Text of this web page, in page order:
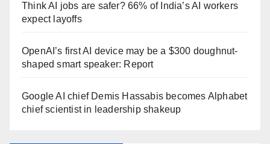
Think AI jobs are safer? 66% of India’s AI workers
expect layoffs
OpenAI’s first AI device may be a $300 doughnut-
shaped smart speaker: Report
Google AI chief Demis Hassabis becomes Alphabet
chief scientist in leadership shakeup